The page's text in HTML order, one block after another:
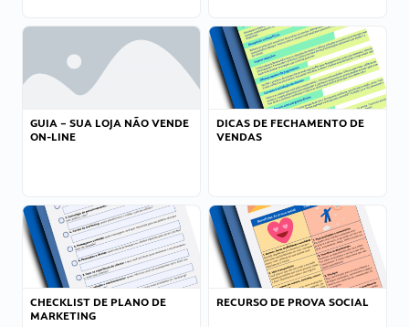
GUIA – SUA LOJA NÃO VENDE
ON-LINE
DICAS DE FECHAMENTO DE
VENDAS
CHECKLIST DE PLANO DE
MARKETING
RECURSO DE PROVA SOCIAL